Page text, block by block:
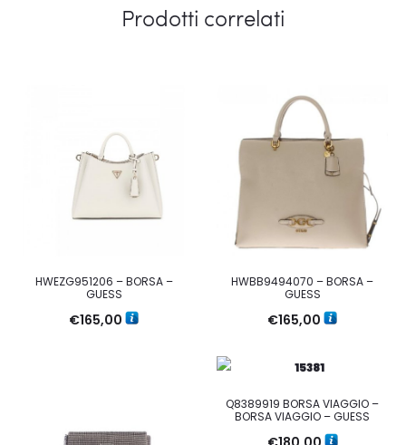
Prodotti correlati
HWEZG951206 – BORSA –
GUESS
€165,00
HWBB9494070 – BORSA –
GUESS
€165,00
Q8389919 BORSA VIAGGIO –
BORSA VIAGGIO – GUESS